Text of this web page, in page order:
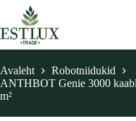
content
Avaleht
Robotniidukid
ANTHBOT Genie 3000
m²